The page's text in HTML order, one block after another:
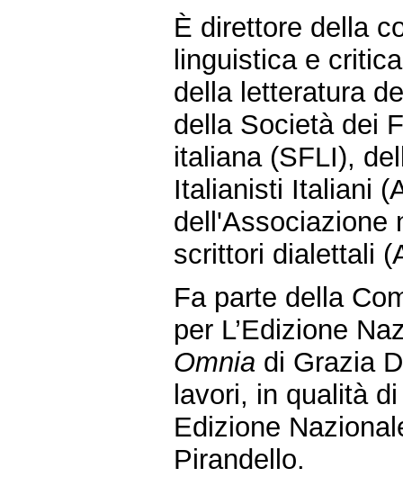
È direttore della
linguistica e
della letteratura
della Società dei
italiana (SFLI),
Italianisti Italiani
dell'Associazione
scrittori dialettali
Fa parte della
per L’Edizione
Omnia di Grazia
lavori, in qualità
Edizione
Pirandello.